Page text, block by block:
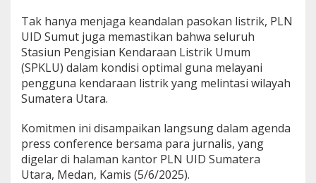
Tak hanya menjaga keandalan pasokan listrik, PLN
UID Sumut juga memastikan bahwa seluruh
Stasiun Pengisian Kendaraan Listrik Umum
(SPKLU) dalam kondisi optimal guna melayani
pengguna kendaraan listrik yang melintasi wilayah
Sumatera Utara.
Komitmen ini disampaikan langsung dalam agenda
press conference bersama para jurnalis, yang
digelar di halaman kantor PLN UID Sumatera
Utara, Medan, Kamis (5/6/2025).